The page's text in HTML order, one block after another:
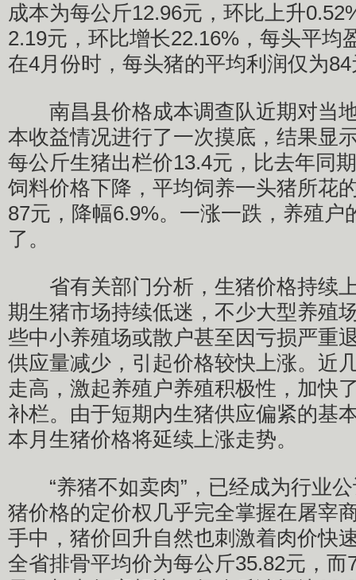
成本为每公斤12.96元，环比上升
2.19元，环比增长22.16%，每头平均
在4月份时，每头猪的平均利润仅为
南昌县价格成本调查队近期对当
本收益情况进行了一次摸底，结果显
每公斤生猪出栏价13.4元，比去年同
饲料价格下降，平均饲养一头猪所花
87元，降幅6.9%。一涨一跌，养殖户
了。
省有关部门分析，生猪价格持续
期生猪市场持续低迷，不少大型养殖
些中小养殖场或散户甚至因亏损严重
供应量减少，引起价格较快上涨。近
走高，激起养殖户养殖积极性，加快
补栏。由于短期内生猪供应偏紧的基
本月生猪价格将延续上涨走势。
“养猪不如卖肉”，已经成为行业公
猪价格的定价权几乎完全掌握在屠宰
手中，猪价回升自然也刺激着肉价快
全省排骨平均价为每公斤35.82元，而